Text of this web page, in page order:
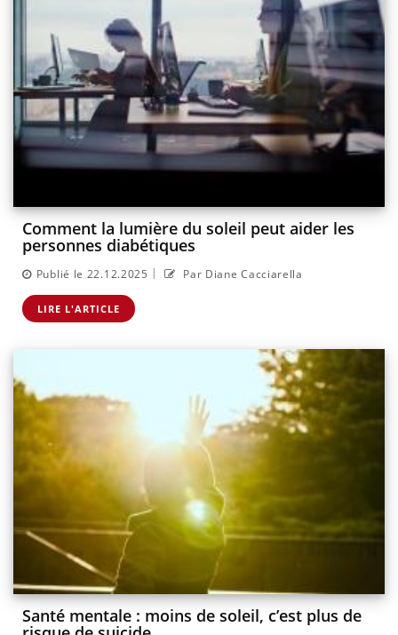
Comment la lumière du soleil peut aider les
personnes diabétiques
Publié le 22.12.2025 | Par Diane Cacciarella
LIRE L'ARTICLE
Santé mentale : moins de soleil, c’est plus de